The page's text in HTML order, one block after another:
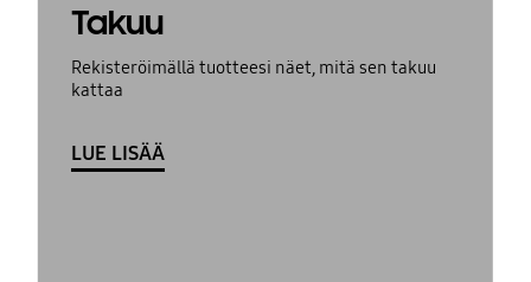
Takuu
Rekisteröimällä tuotteesi näet, mitä sen takuu
kattaa
LUE LISÄÄ